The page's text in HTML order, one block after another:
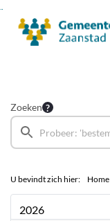
Zoeken
U bevindt zich hier: Home
2026